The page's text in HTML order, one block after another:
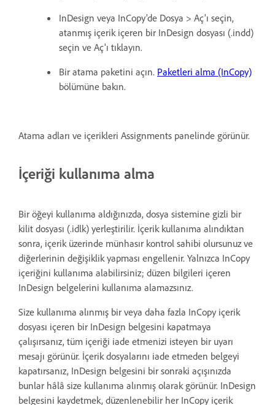
InDesign veya InCopy'de Dosya > Aç'ı seçin,
atanmış içerik içeren bir InDesign dosyası (.indd)
seçin ve Aç'ı tıklayın.
Bir atama paketini açın. Paketleri alma (InCopy)
bölümüne bakın.
Atama adları ve içerikleri Assignments panelinde görünür.
İçeriği kullanıma alma
Bir öğeyi kullanıma aldığınızda, dosya sistemine gizli bir
kilit dosyası (.idlk) yerleştirilir. İçerik kullanıma alındıktan
sonra, içerik üzerinde münhasır kontrol sahibi olursunuz ve
diğerlerinin değişiklik yapması engellenir. Yalnızca InCopy
içeriğini kullanıma alabilirsiniz; düzen bilgileri içeren
InDesign belgelerini kullanıma alamazsınız.
Size kullanıma alınmış bir veya daha fazla InCopy içerik
dosyası içeren bir InDesign belgesini kapatmaya
çalışırsanız, tüm içeriği iade etmenizi isteyen bir uyarı
mesajı görünür. İçerik dosyalarını iade etmeden belgeyi
kapatırsanız, InDesign belgesini bir sonraki açışınızda
bunlar hâlâ size kullanıma alınmış olarak görünür. InDesign
belgesini kaydetmek, düzenlenebilir her InCopy içerik